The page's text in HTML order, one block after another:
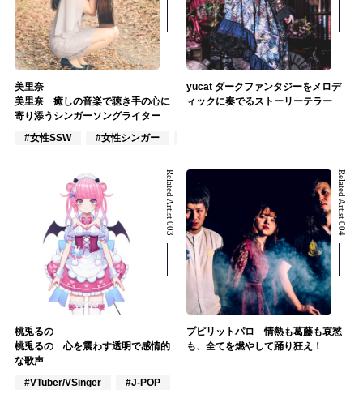
美里奈
美里奈 癒しの音楽で聴き手の心に
寄り添うシンガーソングライター
#女性SSW
#女性シンガー
yucat ダークファンタジーをメロデ
ィックに奏でるストーリーテラー
Related Artist 003
桃兎るの
桃兎るの 心を震わす透明で感情的
な歌声
#VTuber/VSinger
#J-POP
Related Artist 004
プピリットパロ 情熱も葛藤も哀愁
も、全てを燃やして踊り狂え！